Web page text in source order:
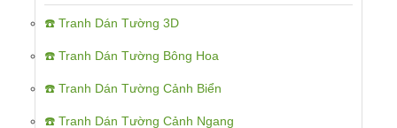
☎️ Tranh Dán Tường 3D
☎️ Tranh Dán Tường Bông Hoa
☎️ Tranh Dán Tường Cảnh Biển
☎️ Tranh Dán Tường Cảnh Ngang